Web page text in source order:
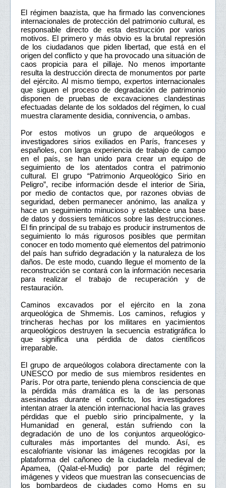
El régimen baazista, que ha firmado las convenciones
internacionales de protección del patrimonio cultural, es
responsable directo de esta destrucción por varios
motivos. El primero y más obvio es la brutal represión
de los ciudadanos que piden libertad, que está en el
origen del conflicto y que ha provocado una situación de
caos propicia para el pillaje. No menos importante
resulta la destrucción directa de monumentos por parte
del ejército. Al mismo tiempo, expertos internacionales
que siguen el proceso de degradación de patrimonio
disponen de pruebas de excavaciones clandestinas
efectuadas delante de los soldados del régimen, lo cual
muestra claramente desidia, connivencia, o ambas.
Por estos motivos un grupo de arqueólogos e
investigadores sirios exiliados en París, franceses y
españoles, con larga experiencia de trabajo de campo
en el país, se han unido para crear un equipo de
seguimiento de los atentados contra el patrimonio
cultural. El grupo “Patrimonio Arqueológico Sirio en
Peligro”, recibe información desde el interior de Siria,
por medio de contactos que, por razones obvias de
seguridad, deben permanecer anónimo, las analiza y
hace un seguimiento minucioso y establece una base
de datos y dossiers temáticos sobre las destrucciones.
El fin principal de su trabajo es producir instrumentos de
seguimiento lo más rigurosos posibles que permitan
conocer en todo momento qué elementos del patrimonio
del país han sufrido degradación y la naturaleza de los
daños. De este modo, cuando llegue el momento de la
reconstrucción se contará con la información necesaria
para realizar el trabajo de recuperación y de
restauración.
Caminos excavados por el ejército en la zona
arqueológica de Shmemis. Los caminos, refugios y
trincheras hechas por los militares en yacimientos
arqueológicos destruyen la secuencia estratigráfica lo
que significa una pérdida de datos científicos
irreparable.
El grupo de arqueólogos colabora directamente con la
UNESCO por medio de sus miembros residentes en
París. Por otra parte, teniendo plena consciencia de que
la pérdida más dramática es la de las personas
asesinadas durante el conflicto, los investigadores
intentan atraer la atención internacional hacia las graves
pérdidas que el pueblo sirio principalmente, y la
Humanidad en general, están sufriendo con la
degradación de uno de los conjuntos arqueológico-
culturales más importantes del mundo. Así, es
escalofriante visionar las imágenes recogidas por la
plataforma del cañoneo de la ciudadela medieval de
Apamea, (Qalat-el-Mudiq) por parte del régimen;
imágenes y videos que muestran las consecuencias de
los bombardeos de ciudades como Homs en su